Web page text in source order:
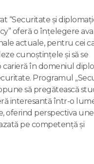
“Securitate şi
oferă o înțelegere
actuale, pentru cei
cunoștințele și să se
în domeniul
Programul
să pregătească
interesantă într-o
oferind perspectiva
pe competenţă şi